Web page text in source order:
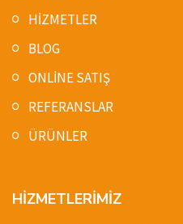
HİZMETLER
BLOG
ONLİNE SATIŞ
REFERANSLAR
ÜRÜNLER
HİZMETLERİMİZ